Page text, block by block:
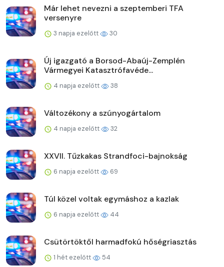
Már lehet nevezni a szeptemberi TFA
versenyre
3 napja ezelőtt 30
Új igazgató a Borsod-Abaúj-Zemplén
Vármegyei Katasztrófavéde...
4 napja ezelőtt 38
Változékony a szúnyogártalom
4 napja ezelőtt 32
XXVII. Tűzkakas Strandfoci-bajnokság
6 napja ezelőtt 69
Túl közel voltak egymáshoz a kazlak
6 napja ezelőtt 44
Csütörtöktől harmadfokú hőségriasztás
1 hét ezelőtt 54